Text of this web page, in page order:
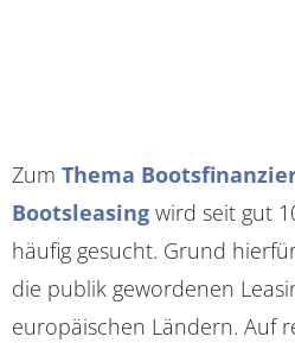
Zum Thema
Bootsleasing wird seit gut
häufig gesucht. Grund
die publik gewordenen
europäischen Ländern. Auf